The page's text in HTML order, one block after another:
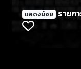
(The
บท Lawless จะพ
แสดงน้อย รายก